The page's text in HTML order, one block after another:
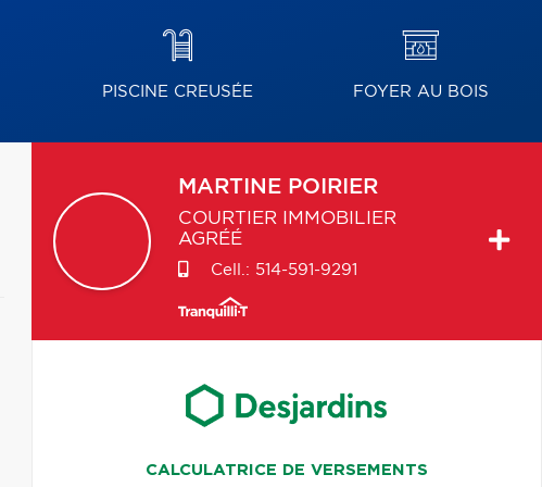
PISCINE CREUSÉE FOYER AU BOIS
MARTINE POIRIER
COURTIER IMMOBILIER
AGRÉÉ
Cell.: 514-591-9291
CALCULATRICE DE VERSEMENTS